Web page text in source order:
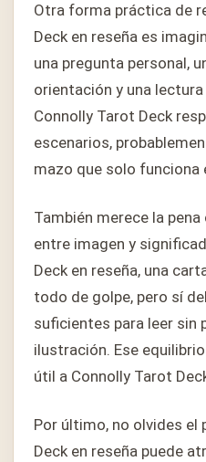
Otra forma práctica de
Deck en reseña es
una pregunta personal,
orientación y una
Connolly Tarot Deck
escenarios,
mazo que solo
También merece la
entre imagen y
Deck en reseña, una
todo de golpe, pero sí
suficientes para leer sin
ilustración. Ese
útil a Connolly Tarot
Por último, no olvides el
Deck en reseña puede